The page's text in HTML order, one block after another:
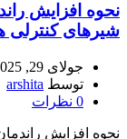
نحوه افزایش
شیرهای کنترلی
جولای 29, 2025
توسط arshita
0 نظرات
نحوه افزایش